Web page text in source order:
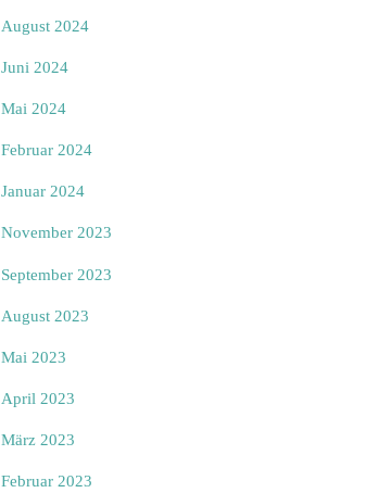
August 2024
Juni 2024
Mai 2024
Februar 2024
Januar 2024
November 2023
September 2023
August 2023
Mai 2023
April 2023
März 2023
Februar 2023